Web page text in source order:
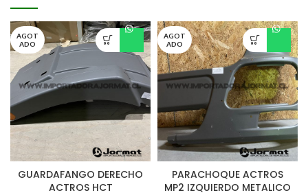
AGOT
ADO
GUARDAFANGO DERECHO
ACTROS HCT
AGOT
ADO
PARACHOQUE ACTROS
MP2 IZQUIERDO METALICO